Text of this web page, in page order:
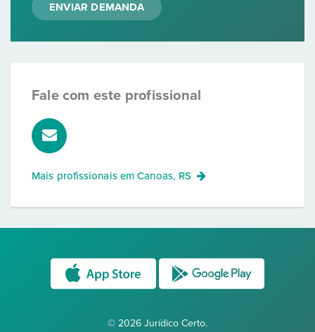
ENVIAR DEMANDA
Fale com este profissional
Mais profissionais emCanoas, RS
© 2026 Jurídico Certo.